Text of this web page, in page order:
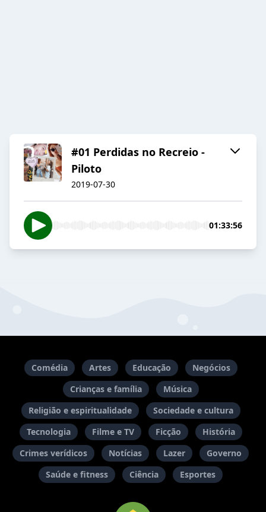
#01 Perdidas no Recreio -
Piloto
2019-07-30
01:33:56
Comédia Artes Educação
Negócios
Crianças e família
Música
Religião e espiritualidade
Sociedade e cultura
Tecnologia
Filme e TV Ficção
História
Crimes verídicos
Notícias Lazer
Governo
Saúde e fitness
Ciência Esportes